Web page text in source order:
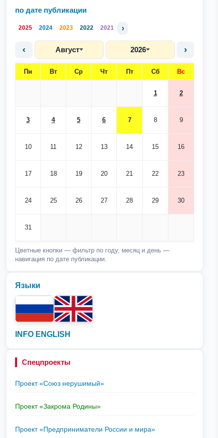
по дате публикации
2025 2024 2023 2022 2021 ›
‹ Август 2026 ›
Пн Вт Ср Чт Пт Сб Вс
1 2
3 4 5 6 7 8 9
10 11 12 13 14 15 16
17 18 19 20 21 22 23
24 25 26 27 28 29 30
31
Цветные кнопки — фильтр по году, месяц и день —
навигация по дате публикации.
Языки
INFO ENGLISH
Спецпроекты
Проект «Союз нерушимый»
Проект «Закрома Родины»
Проект «Предприниматели России и мира»